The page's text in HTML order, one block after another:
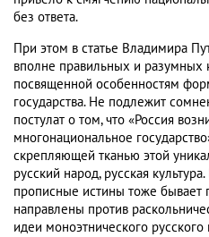
без ответа.
При этом в статье Владимира
вполне правильных и разумных
посвященной особенностям
государства. Не подлежит
постулат о том, что «Россия
многонациональное
скрепляющей тканью этой
русский народ, русская
прописные истины тоже бывает
направлены против
идеи моноэтнического русского